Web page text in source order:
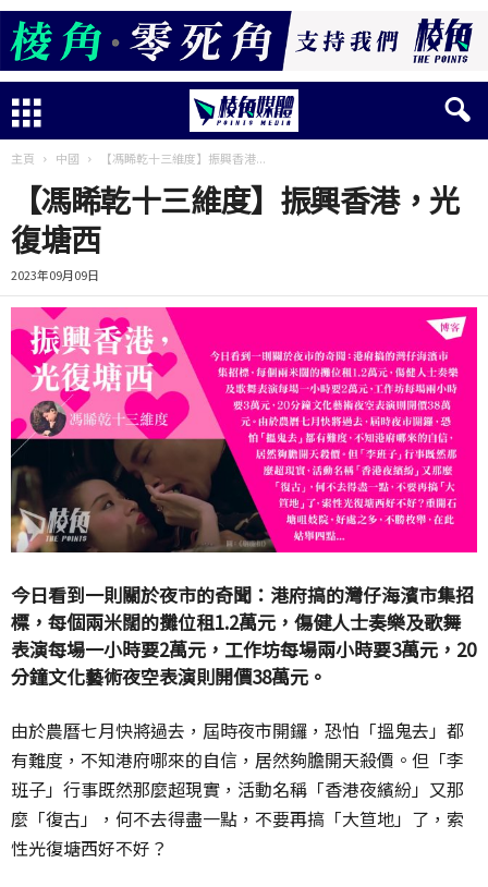
主頁 中國 【馮睎乾十三維度】振興香港...
【馮睎乾十三維度】振興香港，光
復塘西
2023年09月09日
今日看到一則關於夜市的奇聞：港府搞的灣仔海濱市集招
標，每個兩米闊的攤位租1.2萬元，傷健人士奏樂及歌舞
表演每場一小時要2萬元，工作坊每場兩小時要3萬元，20
分鐘文化藝術夜空表演則開價38萬元。
由於農曆七月快將過去，屆時夜市開鑼，恐怕「搵鬼去」都
有難度，不知港府哪來的自信，居然夠膽開天殺價。但「李
班子」行事既然那麼超現實，活動名稱「香港夜繽紛」又那
麼「復古」，何不去得盡一點，不要再搞「大笪地」了，索
性光復塘西好不好？